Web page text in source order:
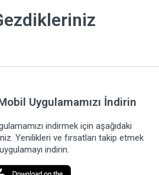
Uygulamamızı İndirin
indirmek için aşağıdaki
Yenilikleri ve fırsatları takip etmek
indirin.